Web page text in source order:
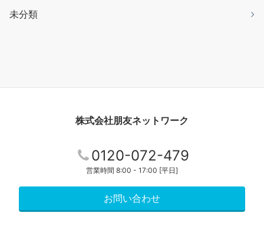
未分類
株式会社朋友ネットワーク
0120-072-479
営業時間 8:00 - 17:00 [平日]
お問い合わせ